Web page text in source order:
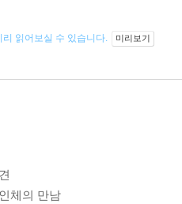
리 읽어보실 수 있습니다. 미리보기
체의 만남